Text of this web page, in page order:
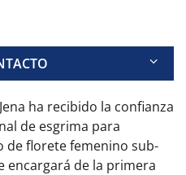
ha recibido la confianza
de esgrima para
de florete femenino sub-
encargará de la primera